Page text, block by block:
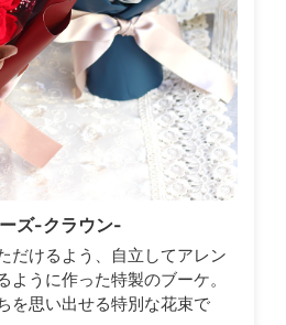
ズ-クラウン-
だけるよう、自立してアレン
ように作った特製のブーケ。
を思い出せる特別な花束で